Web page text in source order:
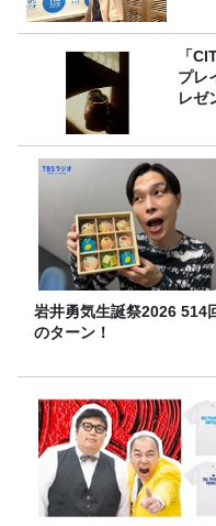
「
プレ
レゼ
岩井勇気生誕祭2026 514
のターン！